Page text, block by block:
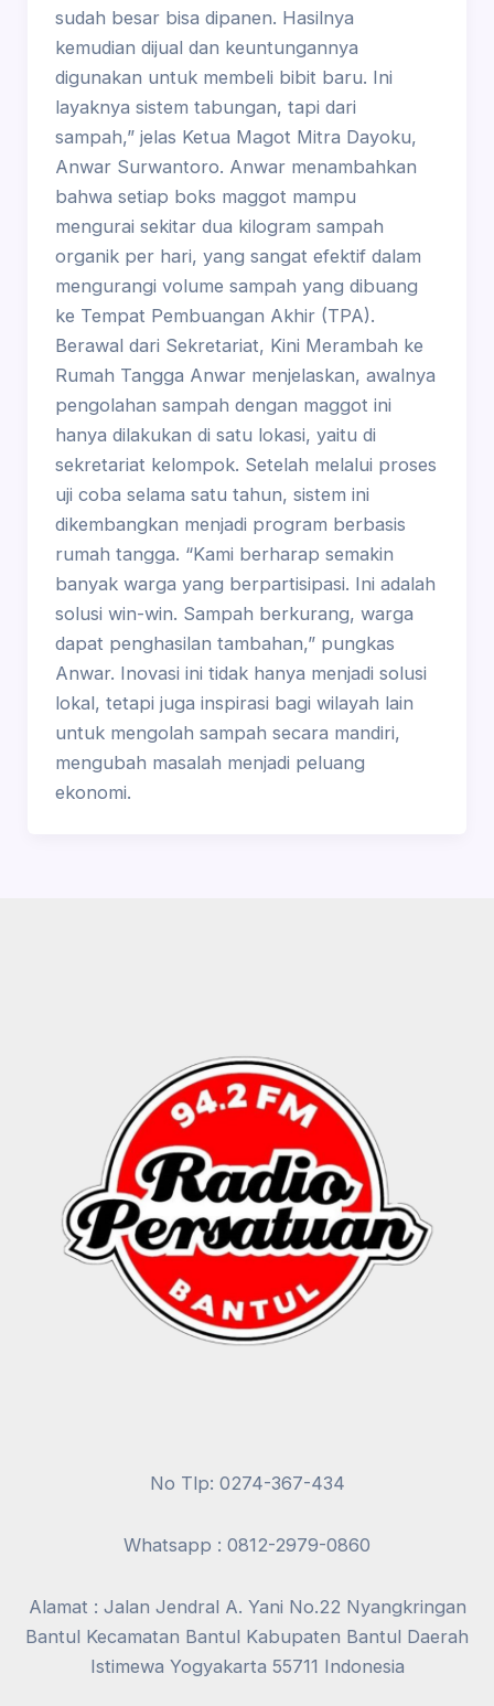
sudah besar bisa dipanen. Hasilnya
kemudian dijual dan keuntungannya
digunakan untuk membeli bibit baru. Ini
layaknya sistem tabungan, tapi dari
sampah,” jelas Ketua Magot Mitra Dayoku,
Anwar Surwantoro. Anwar menambahkan
bahwa setiap boks maggot mampu
mengurai sekitar dua kilogram sampah
organik per hari, yang sangat efektif dalam
mengurangi volume sampah yang dibuang
ke Tempat Pembuangan Akhir (TPA).
Berawal dari Sekretariat, Kini Merambah ke
Rumah Tangga Anwar menjelaskan, awalnya
pengolahan sampah dengan maggot ini
hanya dilakukan di satu lokasi, yaitu di
sekretariat kelompok. Setelah melalui proses
uji coba selama satu tahun, sistem ini
dikembangkan menjadi program berbasis
rumah tangga. “Kami berharap semakin
banyak warga yang berpartisipasi. Ini adalah
solusi win-win. Sampah berkurang, warga
dapat penghasilan tambahan,” pungkas
Anwar. Inovasi ini tidak hanya menjadi solusi
lokal, tetapi juga inspirasi bagi wilayah lain
untuk mengolah sampah secara mandiri,
mengubah masalah menjadi peluang
ekonomi.
No Tlp: 0274-367-434
Whatsapp : 0812-2979-0860
Alamat : Jalan Jendral A. Yani No.22 Nyangkringan
Bantul Kecamatan Bantul Kabupaten Bantul Daerah
Istimewa Yogyakarta 55711 Indonesia